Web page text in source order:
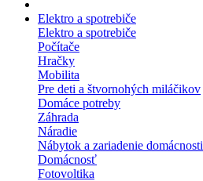
Elektro a spotrebiče
Elektro a spotrebiče
Počítače
Hračky
Mobilita
Pre deti a štvornohých miláčikov
Domáce potreby
Záhrada
Náradie
Nábytok a zariadenie
Domácnosť
Fotovoltika